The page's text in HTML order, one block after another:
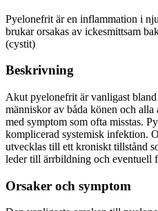
Pyelonefrit är en inflammation i
brukar orsakas av ickesmittsam
(cystit)
Beskrivning
Akut pyelonefrit är vanligast
människor av båda könen och
med symptom som ofta misstas.
komplicerad systemisk infektion.
utvecklas till ett kroniskt tillstånd
leder till ärrbildning och eventuell
Orsaker och symptom